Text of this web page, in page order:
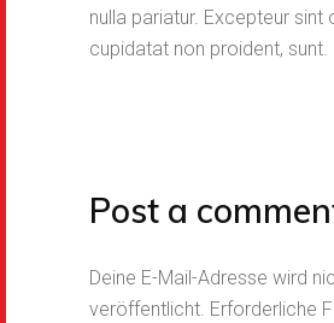
nulla pariatur. Excepteur
cupidatat non proident, sunt.
Post a
Deine E-Mail-Adresse wird
veröffentlicht. Erforderliche